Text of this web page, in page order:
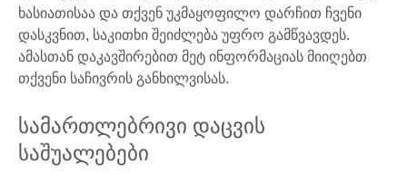
ხასიათისაა და თქვენ უკმაყოფილო დარჩით ჩვენი
დასკვნით, საკითხი შეიძლება უფრო გამწვავდეს.
ამასთან დაკავშირებით მეტ ინფორმაციას მიიღებთ
თქვენი საჩივრის განხილვისას.
სამართლებრივი დაცვის
საშუალებები